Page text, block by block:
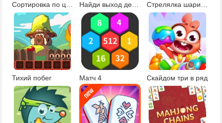
Сортировка по цветам Найди выход детская Стрелялка шариками 5
Тихий побег Матч 4 Скайдом три в ряд